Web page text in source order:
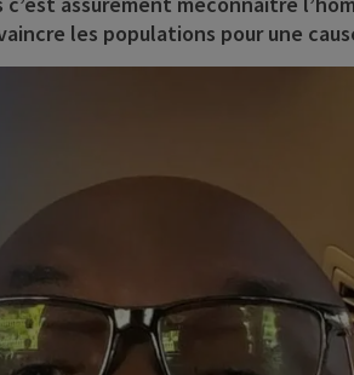
les populations pour une